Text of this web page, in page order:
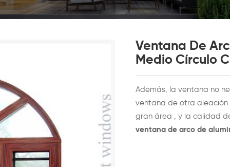
Ventana De
Medio Círculo
Además, la ventana no
ventana de otra aleación
gran área , y la calidad
ventana de arco de